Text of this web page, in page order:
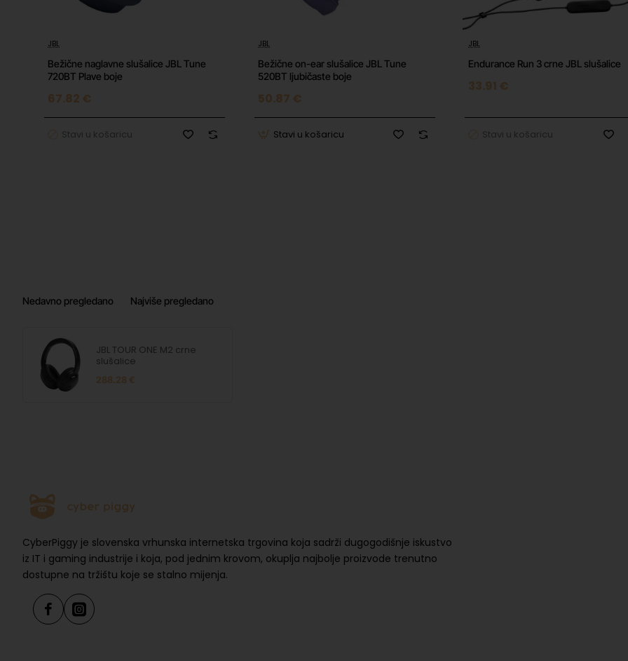
JBL
Bežične naglavne slušalice JBL Tune
720BT Plave boje
67.82 €
Stavi u košaricu
JBL
Bežične on-ear slušalice JBL Tune
520BT ljubičaste boje
50.87 €
Stavi u košaricu
JBL
Endurance Run 3 crne JBL slušalice
33.91 €
Stavi u košaricu
Nedavno pregledano Najviše pregledano
JBL TOUR ONE M2 crne
slušalice
288.28 €
CyberPiggy je slovenska vrhunska internetska trgovina koja sadrži dugogodišnje iskustvo
iz IT i gaming industrije i koja, pod jednim krovom, okuplja najbolje proizvode trenutno
dostupne na tržištu koje se stalno mijenja.